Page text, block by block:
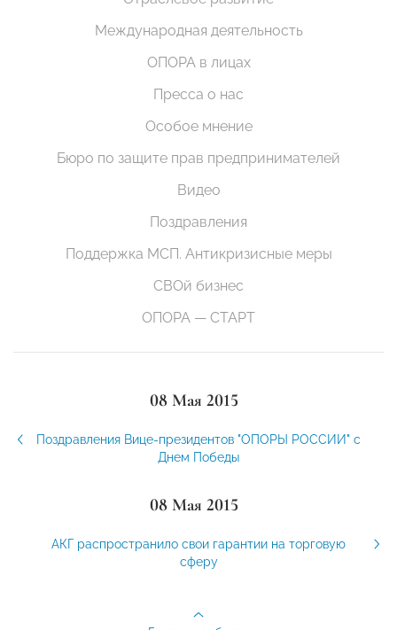
Международная деятельность
ОПОРА в лицах
Пресса о нас
Особое мнение
Бюро по защите прав предпринимателей
Видео
Поздравления
Поддержка МСП. Антикризисные меры
СВОй бизнес
ОПОРА — СТАРТ
08 Мая 2015
Поздравления Вице-президентов "ОПОРЫ РОССИИ" с
Днем Победы
08 Мая 2015
АКГ распространило свои гарантии на торговую
сферу